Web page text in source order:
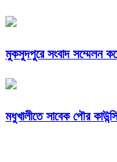
মুকসুদপুরে সংবাদ সম্মেলন
মধুখালীতে সাবেক পৌর